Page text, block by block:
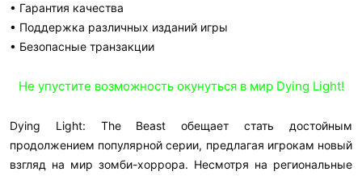
• Гарантия качества
• Поддержка различных изданий игры
• Безопасные транзакции​
Не упустите возможность окунуться в мир Dying Light!
Dying Light: The Beast обещает стать достойным
продолжением популярной серии, предлагая игрокам новый
взгляд на мир зомби-хоррора. Несмотря на региональные